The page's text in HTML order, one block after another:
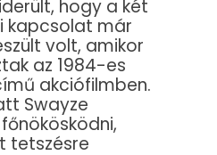
hogy a két
kapcsolat már
volt, amikor
az 1984-es
akciófilmben.
Swayze
tetszésre